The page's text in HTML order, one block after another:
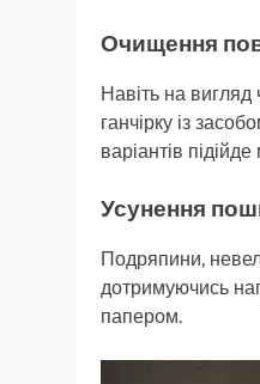
Очищення
Навіть на вигляд
ганчірку із
варіантів
Усунення
Подряпини,
дотримуючись
папером.